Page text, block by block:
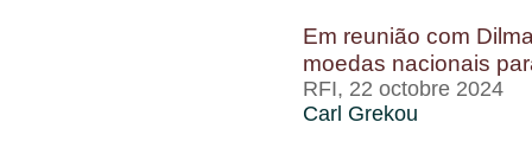
Em reunião com
moedas nacionais
RFI, 22 octobre 2024
Carl Grekou